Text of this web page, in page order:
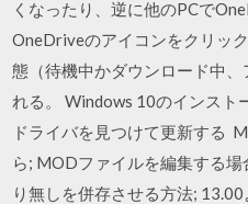
くなったり、逆に他のPCで
OneDriveのアイコンをクリッ
態（待機中かダウンロード中
れる。 Windows 10のインスト
ドライバを見つけて更新する
ら; MODファイルを編集する
り無しを併存させる方法;